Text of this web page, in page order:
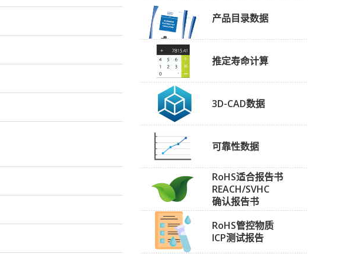
产品目录数据
推定寿命计算
3D-CAD数据
可靠性数据
RoHS适合报告书
REACH/SVHC
确认报告书
RoHS管控物质
ICP测试报告